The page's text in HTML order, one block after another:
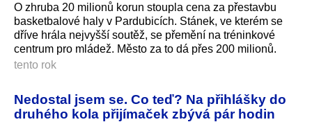
O zhruba 20 milionů korun stoupla cena za přestavbu
basketbalové haly v Pardubicích. Stánek, ve kterém se
dříve hrála nejvyšší soutěž, se přemění na tréninkové
centrum pro mládež. Město za to dá přes 200 milionů.
tento rok
Nedostal jsem se. Co teď? Na přihlášky do
druhého kola přijímaček zbývá pár hodin